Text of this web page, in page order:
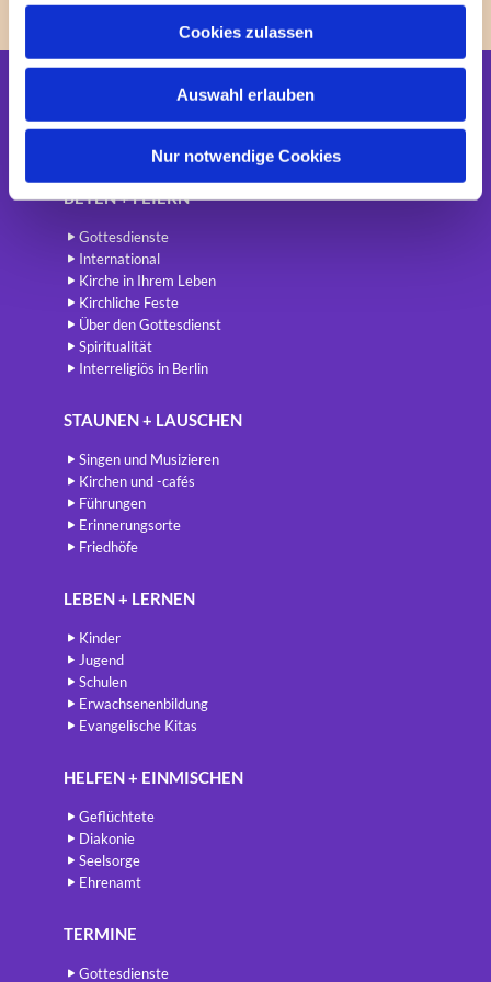
s
Cookies zulassen
Auswahl erlauben
Nur notwendige Cookies
BETEN + FEIERN
Gottesdienste
International
Kirche in Ihrem Leben
Kirchliche Feste
Über den Gottesdienst
Spiritualität
Interreligiös in Berlin
STAUNEN + LAUSCHEN
Singen und Musizieren
Kirchen und -cafés
Führungen
Erinnerungsorte
Friedhöfe
LEBEN + LERNEN
Kinder
Jugend
Schulen
Erwachsenenbildung
Evangelische Kitas
HELFEN + EINMISCHEN
Geflüchtete
Diakonie
Seelsorge
Ehrenamt
TERMINE
Gottesdienste